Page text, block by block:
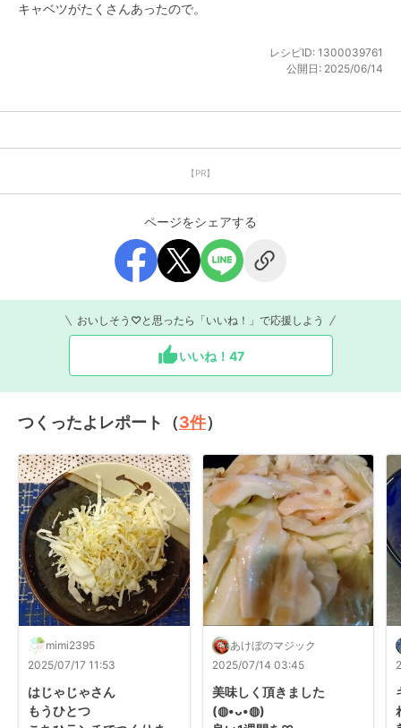
キャベツがたくさんあったので。
レシピID: 1300039761
公開日: 2025/06/14
【PR】
ページをシェアする
おいしそう♡と思ったら「いいね！」で応援しよう
いいね！ 47
つくったよレポート（3件）
mimi2395
2025/07/17 11:53
はじゃじゃさん
もうひとつ
あけぼのマジック
2025/07/14 03:45
美味しく頂きました
(⁠◍⁠•⁠ᴗ⁠•⁠◍⁠)